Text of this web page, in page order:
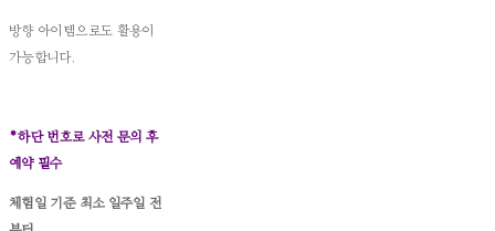
방향 아이템으로도 활용이
가능합니다.
*하단 번호로 사전 문의 후
예약 필수
체험일 기준 최소 일주일 전